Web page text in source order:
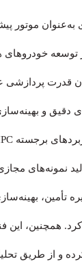
به‌عنوان موتور
خودروهای
قدرت پردازشی
دقیق و
نمونه‌های
تأمین،
همچنین، این
و از طریق تحلیل